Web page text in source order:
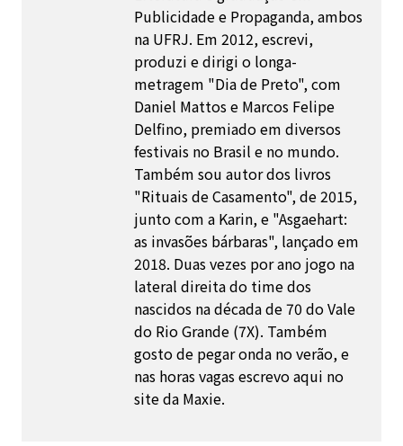
Publicidade e Propaganda, ambos
na UFRJ. Em 2012, escrevi,
produzi e dirigi o longa-
metragem "Dia de Preto", com
Daniel Mattos e Marcos Felipe
Delfino, premiado em diversos
festivais no Brasil e no mundo.
Também sou autor dos livros
"Rituais de Casamento", de 2015,
junto com a Karin, e "Asgaehart:
as invasões bárbaras", lançado em
2018. Duas vezes por ano jogo na
lateral direita do time dos
nascidos na década de 70 do Vale
do Rio Grande (7X). Também
gosto de pegar onda no verão, e
nas horas vagas escrevo aqui no
site da Maxie.